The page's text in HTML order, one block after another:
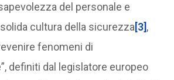
del personale e
cultura della sicurezza[3],
fenomeni di
definiti dal legislatore europeo